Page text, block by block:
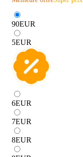
90EUR
5EUR
6EUR
7EUR
8EUR